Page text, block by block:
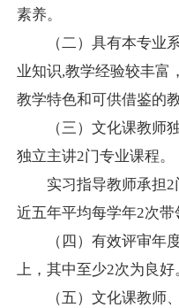
素养。
（二）具有本专业
业知识,教学经验较丰富
教学特色和可供借鉴的
（三）文化课教师
独立主讲2门专业课程。
实习指导教师承担2
近五年平均每学年2次带
（四）有效评审年
上，其中至少2次为良好
（五）文化课教师